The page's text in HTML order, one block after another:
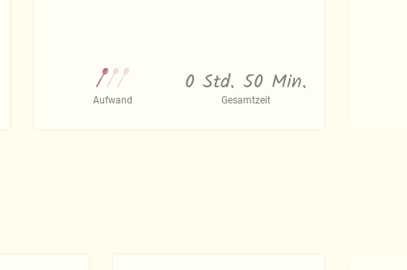
Aufwand
0 Std. 50 Min.
Gesamtzeit